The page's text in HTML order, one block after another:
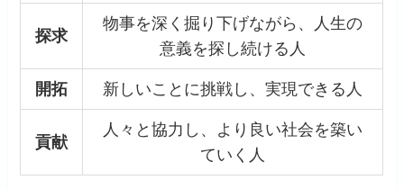
探求
物事を深く掘り下げながら、人生の
意義を探し続ける人
開拓 新しいことに挑戦し、実現できる人
貢献
人々と協力し、より良い社会を築い
ていく人